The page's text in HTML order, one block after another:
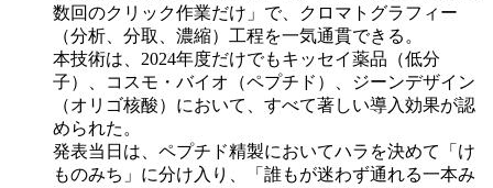
数回のクリック作業だけ」で、クロマトグラフィー
（分析、分取、濃縮）工程を一気通貫できる。
本技術は、2024年度だけでもキッセイ薬品（低分
子）、コスモ・バイオ（ペプチド）、ジーンデザイン
（オリゴ核酸）において、すべて著しい導入効果が認
められた。
発表当日は、ペプチド精製においてハラを決めて「け
ものみち」に分け入り、「誰もが迷わず通れる一本み